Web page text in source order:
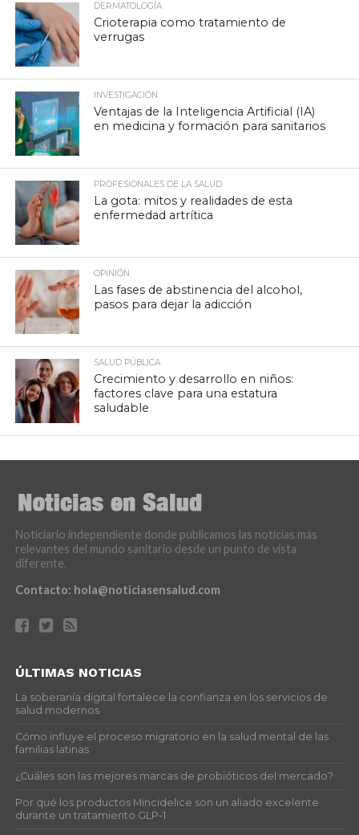
DERMATOLOGÍA
Crioterapia como tratamiento de
verrugas
INVESTIGACIÓN
Ventajas de la Inteligencia Artificial (IA)
en medicina y formación para sanitarios
PROFESIONALES DE LA SALUD
La gota: mitos y realidades de esta
enfermedad artrítica
OPINIÓN
Las fases de abstinencia del alcohol,
pasos para dejar la adicción
SALUD PÚBLICA
Crecimiento y desarrollo en niños:
factores clave para una estatura
saludable
Noticiario independiente donde publicamos las noticias más
relevantes del mundo sanitario desde un punto de vista
diferente.
Contacto: hola@noticiasensalud.com
ÚLTIMAS NOTICIAS
La soberanía digital fortalece la confianza en los servicios de
salud modernos
Cómo influye el proceso migratorio en la salud mental de las
familias latinas
¿Cuáles son las mejores marcas de probióticos del mercado?
Por qué los productos Mincidelice son un aliado excelente
durante un tratamiento GLP-1